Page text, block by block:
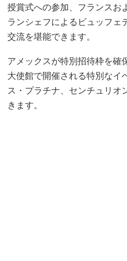
授賞式への参加、フランスお
ランシェフによるビュッフェ
交流を堪能できます。
アメックスが特別招待枠を確
大使館で開催される特別なイ
ス・プラチナ、センチュリオ
きます。